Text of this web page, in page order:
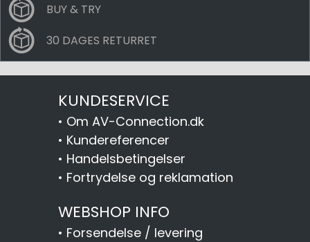
BUY & TRY
30 DAGES RETURRET
KUNDESERVICE
• Om AV-Connection.dk
• Kundereferencer
• Handelsbetingelser
• Fortrydelse og reklamation
WEBSHOP INFO
• Forsendelse / levering